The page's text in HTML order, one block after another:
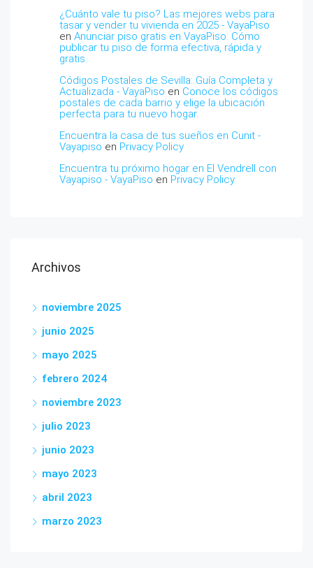
¿Cuánto vale tu piso? Las mejores webs para
tasar y vender tu vivienda en 2025 - VayaPiso
en Anunciar piso gratis en VayaPiso: Cómo
publicar tu piso de forma efectiva, rápida y
gratis.
Códigos Postales de Sevilla: Guía Completa y
Actualizada - VayaPiso en Conoce los códigos
postales de cada barrio y elige la ubicación
perfecta para tu nuevo hogar.
Encuentra la casa de tus sueños en Cunit -
Vayapiso en Privacy Policy
Encuentra tu próximo hogar en El Vendrell con
Vayapiso - VayaPiso en Privacy Policy
Archivos
noviembre 2025
junio 2025
mayo 2025
febrero 2024
noviembre 2023
julio 2023
junio 2023
mayo 2023
abril 2023
marzo 2023